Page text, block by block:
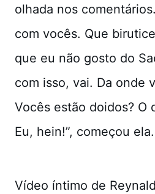
olhada nos
com vocês. Que
que eu não gosto do
com isso, vai. Da onde
Vocês estão doidos? O
Eu, hein!”, começou ela.
Vídeo íntimo de